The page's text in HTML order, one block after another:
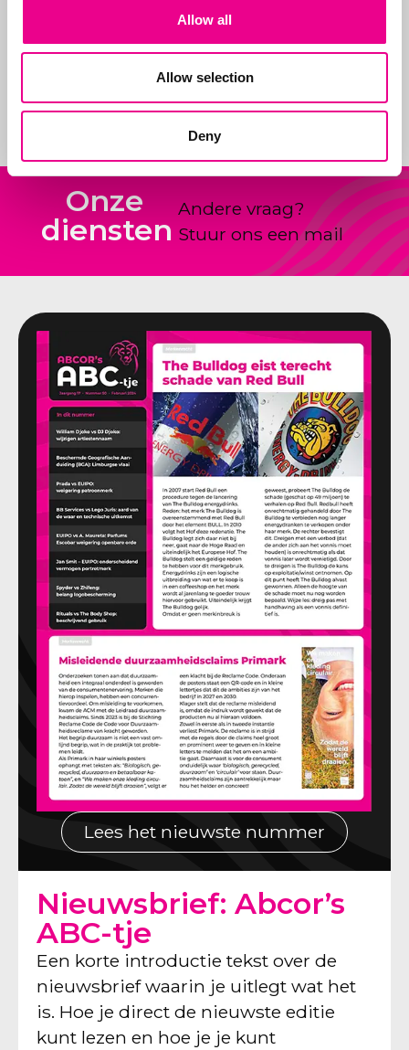
Allow all
Allow selection
Deny
nieuwe producten en
hoe nieuwe ideeën
vorm te geven en te
Onze
diensten
Andere vraag?
Stuur ons een mail
Lees het nieuwste nummer
Nieuwsbrief: Abcor’s
ABC-tje
Een korte introductie tekst over de
nieuwsbrief waarin je uitlegt wat het
is. Hoe je direct de nieuwste editie
kunt lezen en hoe je je kunt